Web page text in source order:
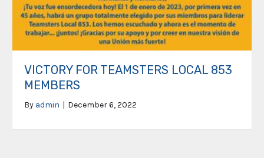
VICTORY FOR TEAMSTERS LOCAL 853
MEMBERS
By admin | December 6, 2022